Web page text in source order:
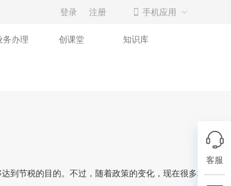
登录 注册 手机应用
务办理 创课堂 知识库
节税的目的。不过，随着政策的变化，现在很多地区已经
客服